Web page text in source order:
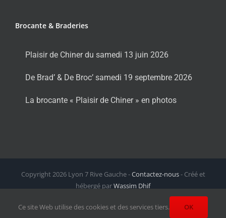
Brocante & Braderies
Plaisir de Chiner du samedi 13 juin 2026
De Brad’ & De Broc’ samedi 19 septembre 2026
La brocante « Plaisir de Chiner » en photos
Copyright 2026 Lyon 7 Rive Gauche -Contactez-nous- Créé et
hébergé parWassim Dhif
Facebook
X InstagramLinkedIn
Email
Ce site Web utilise des cookies et des services tiers. OK